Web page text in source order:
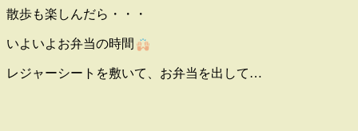
散歩も楽しんだら・・・
いよいよお弁当の時間
レジャーシートを敷いて、お弁当を出して…